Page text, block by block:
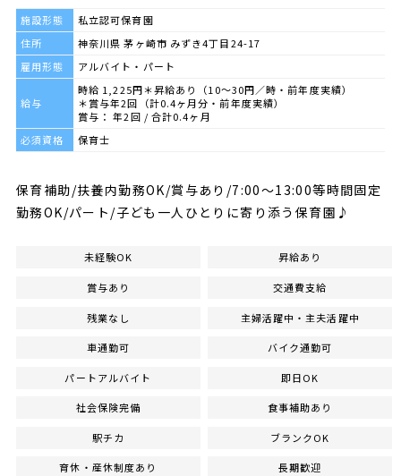
施設形態
私立認可保育園
住所
神奈川県 茅ヶ崎市 みずき4丁目24-17
雇用形態
アルバイト・パート
給与
時給 1,225円＊昇給あり（10〜30円／時・前年度実績）
＊賞与年2回（計0.4ヶ月分・前年度実績）
賞与： 年2回 / 合計0.4ヶ月
必須資格
保育士
保育補助/扶養内勤務OK/賞与あり/7:00～13:00等時間固定
勤務OK/パート/子ども一人ひとりに寄り添う保育園♪
未経験OK 昇給あり
賞与あり 交通費支給
残業なし 主婦活躍中・主夫活躍中
車通勤可 バイク通勤可
パートアルバイト 即日OK
社会保険完備 食事補助あり
駅チカ ブランクOK
育休・産休制度あり 長期歓迎